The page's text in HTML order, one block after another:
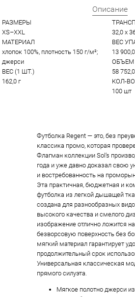
Описание
РАЗМЕРЫ
XS–XXL
МАТЕРИАЛ
хлопок 100%, плотность 150 г/м²;
джерси
ВЕС (1 ШТ.)
162,0 г
32,0 x
ВЕС
13
ОБЪЕМ
58
КОЛ-
100 шт
Футболка Regent — это, без
классика промо, которая
Флагман коллекции Sol’s
года и уже давно доказал свою
и востребованность на
Эта практичная, бюджетная и
футболка из легкой дышащей
создана для разнообразных
высокого качества и смелого
изображение отлично ложится
безворсовую поверхность без
мягкий материал гарантирует
продолжительный срок
Универсальная классическая
прямого силуэта.
Мягкое полотно джерси